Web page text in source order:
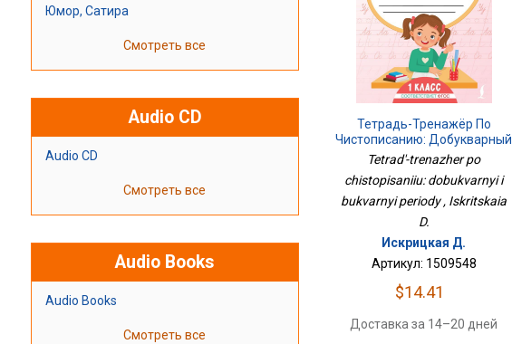
Юмор, Сатира
Смотреть все
Audio CD
Audio CD
Смотреть все
Audio Books
Audio Books
Смотреть все
Тетрадь-Тренажёр По
Чистописанию: Добукварный
И Букварный Периоды
Tetrad'-trenazher po
chistopisaniiu: dobukvarnyi i
bukvarnyi periody , Iskritskaia
D.
Искрицкая Д.
Артикул: 1509548
$14.41
Доставка за 14–20 дней